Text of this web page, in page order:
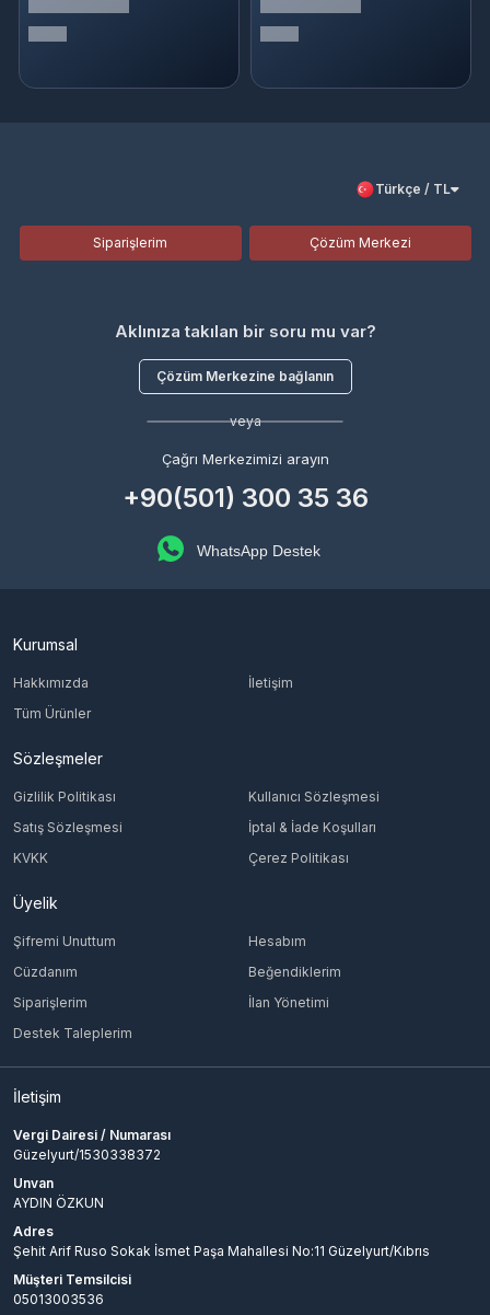
Türkçe / TL
Siparişlerim Çözüm Merkezi
Aklınıza takılan bir soru mu var?
Çözüm Merkezine bağlanın
veya
Çağrı Merkezimizi arayın
+90(501) 300 35 36
WhatsApp Destek
Kurumsal
Hakkımızda
İletişim
Tüm Ürünler
Sözleşmeler
Gizlilik Politikası
Kullanıcı Sözleşmesi
Satış Sözleşmesi
İptal & İade Koşulları
KVKK
Çerez Politikası
Üyelik
Şifremi Unuttum
Hesabım
Cüzdanım
Beğendiklerim
Siparişlerim
İlan Yönetimi
Destek Taleplerim
İletişim
Vergi Dairesi / Numarası
Güzelyurt/1530338372
Unvan
AYDIN ÖZKUN
Adres
Şehit Arif Ruso Sokak İsmet Paşa Mahallesi No:11 Güzelyurt/Kıbrıs
Müşteri Temsilcisi
05013003536